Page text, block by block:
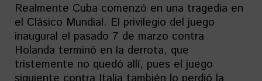
Realmente Cuba comenzó en una tragedia en
el Clásico Mundial. El privilegio del juego
inaugural el pasado 7 de marzo contra
Holanda terminó en la derrota, que
tristemente no quedó allí, pues el juego